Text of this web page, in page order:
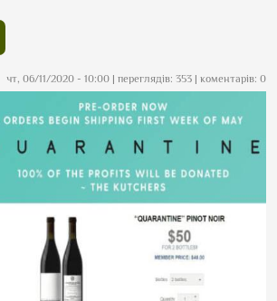
чт, 06/11/2020 - 10:00 | переглядів: 353 | коментарів: 0